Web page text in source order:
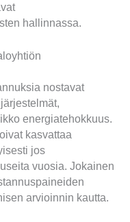
hallinnassa.
nostavat
energiatehokkuus.
kasvattaa
jos
vuosia. Jokainen
arvioinnin kautta.